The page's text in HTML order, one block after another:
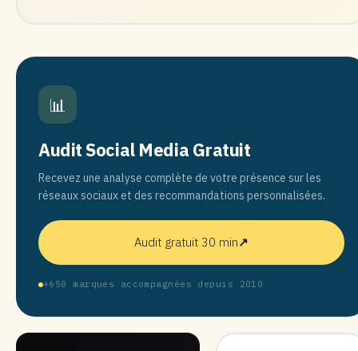
📊
Audit Social Media Gratuit
Recevez une analyse complète de votre présence sur les
réseaux sociaux et des recommandations personnalisées.
Audit gratuit 30 min↗
+650 marques accompagnées depuis 2010